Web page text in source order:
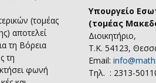
(τομέας
αποτελεί
τη Βόρεια
τη
φωνή
Υπουργείο
(τομέας
Διοικητήριο,
Τ.Κ. 54123,
Email:
Τηλ. : 2313-